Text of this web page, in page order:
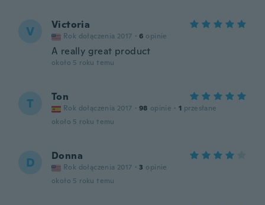
V Victoria
Rok dołączenia 2017 · 6 opinie
A really great product
około 5 roku temu
T Ton
Rok dołączenia 2017 · 98 opinie · 1 przesłane
około 5 roku temu
D Donna
Rok dołączenia 2017 · 3 opinie
około 5 roku temu